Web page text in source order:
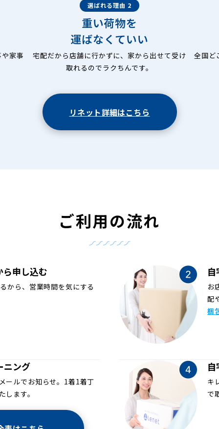
家事
選ばれる理由 2
重い荷物を
運ばなくていい
宅配だから店舗に行かずに、家から出せて受け
取れるのでラクちんです。
全国ど
リネット詳細はこちら
ご利用の流れ
ら申し込む
から、営業時間を気にする
お
配
梱
ニング
ールでお知らせ。1着1着丁
します。
キ
で